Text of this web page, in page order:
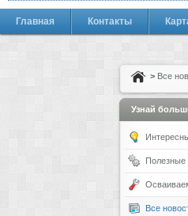
Главная Контакты
> Все
Узнай
Полезные
Все